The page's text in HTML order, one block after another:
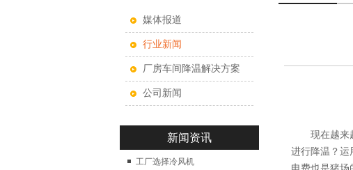
媒体报道
行业新闻
厂房车间降温解决方案
公司新闻
新闻资讯
工厂选择冷风机
现在越来越
进行降温？运